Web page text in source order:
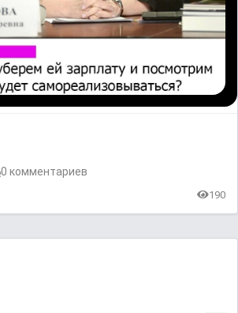
0 комментариев
190